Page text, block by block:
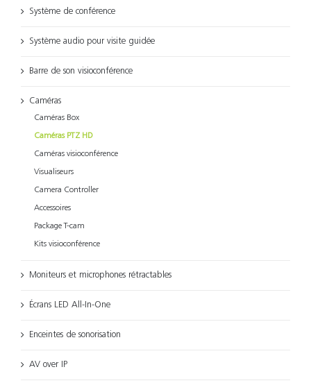
Système de conférence
Système audio pour visite guidée
Barre de son visioconférence
Caméras
Caméras Box
Caméras PTZ HD
Caméras visioconférence
Visualiseurs
Camera Controller
Accessoires
Package T-cam
Kits visioconférence
Moniteurs et microphones rétractables
Écrans LED All-In-One
Enceintes de sonorisation
AV over IP